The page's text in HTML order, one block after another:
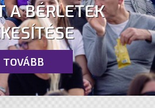
A BÉRLETEK
TOVÁBB